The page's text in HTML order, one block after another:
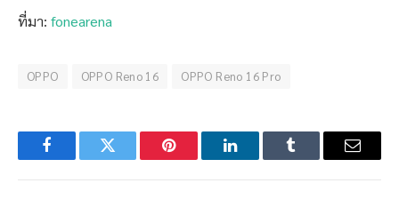
ที่มา: fonearena
OPPO OPPO Reno 16 OPPO Reno 16 Pro
FacebookTwitter Pinterest LinkedInTumblr Email